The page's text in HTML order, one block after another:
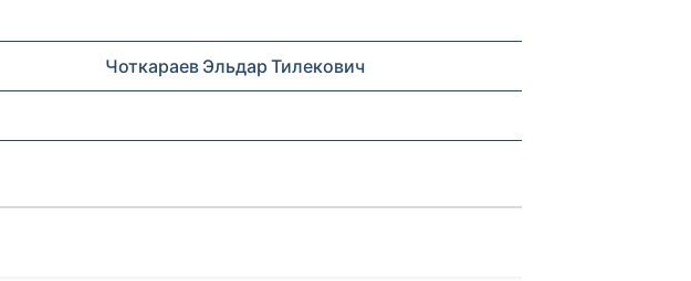
Чоткараев Эльдар Тилекович